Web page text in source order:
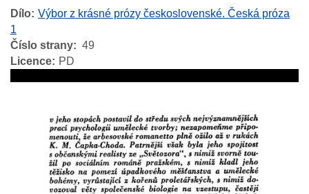
Dílo Výbor z krásné prózy československé. Česká próza
1
Číslo strany
49
Licence
PD